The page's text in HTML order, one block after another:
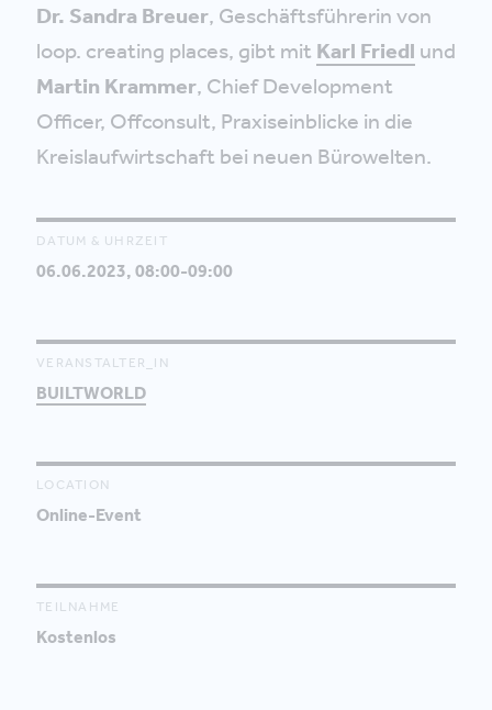
Dr. Sandra Breuer, Geschäftsführerin von
loop. creating places, gibt mit Karl Friedl und
Martin Krammer, Chief Development
Officer, Offconsult, Praxiseinblicke in die
Kreislaufwirtschaft bei neuen Bürowelten.
DATUM & UHRZEIT
06.06.2023, 08:00-09:00
VERANSTALTER_IN
BUILTWORLD
LOCATION
Online-Event
TEILNAHME
Kostenlos